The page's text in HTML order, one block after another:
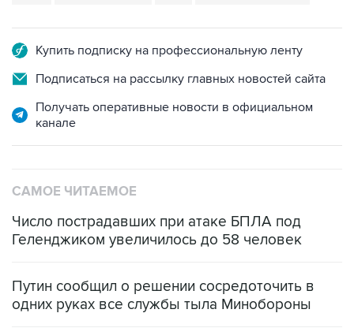
Купить подписку на профессиональную ленту
Подписаться на рассылку главных новостей сайта
Получать оперативные новости в официальном
канале
САМОЕ ЧИТАЕМОЕ
Число пострадавших при атаке БПЛА под
Геленджиком увеличилось до 58 человек
Путин сообщил о решении сосредоточить в
одних руках все службы тыла Минобороны